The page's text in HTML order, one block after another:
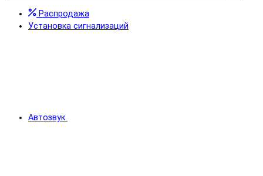
Распродажа
Установка сигнализаций
Автозвук